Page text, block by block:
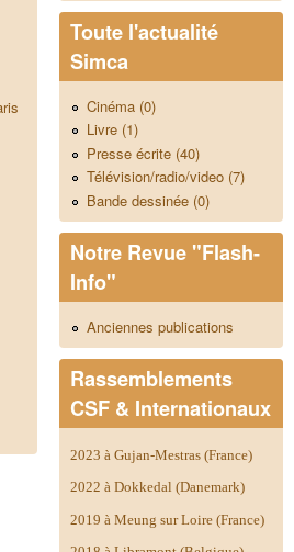
Toute l'actualité
Simca
Cinéma (0)
Livre (1)
Presse écrite (40)
Télévision/radio/video (7)
Bande dessinée (0)
Notre Revue "Flash-
Info"
Anciennes publications
Rassemblements
CSF & Internationaux
2023 à Gujan-Mestras (France)
2022 à Dokkedal (Danemark)
2019 à Meung sur Loire (France)